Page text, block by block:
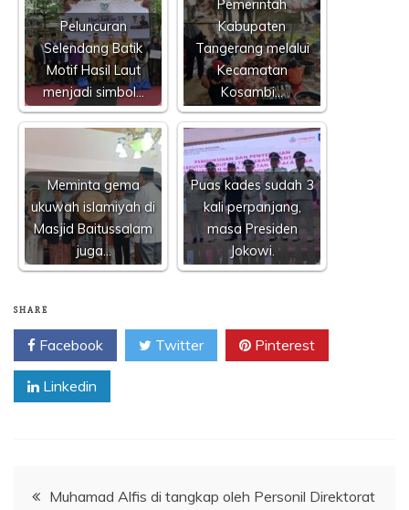
Peluncuran
Selendang Batik
Motif Hasil Laut
menjadi simbol…
Pemerintah
Kabupaten
Tangerang melalui
Kecamatan
Kosambi…
Meminta gema
ukuwah islamiyah di
Masjid Baitussalam
juga…
Puas kades sudah 3
kali perpanjang,
masa Presiden
Jokowi.
SHARE
Facebook Twitter Pinterest
Linkedin
Navigasi
Muhamad Alfis di tangkap oleh Personil Direktorat